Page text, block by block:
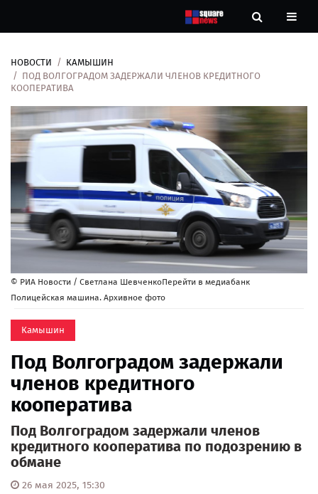
Новости
Рубрики
Контакты
О
нас
НОВОСТИ
КАМЫШИН
ПОД ВОЛГОГРАДОМ ЗАДЕРЖАЛИ ЧЛЕНОВ КРЕДИТНОГО
КООПЕРАТИВА
© РИА Новости / Светлана ШевченкоПерейти в медиабанк
Полицейская машина. Архивное фото
Камышин
Под Волгоградом задержали
членов кредитного
кооператива
Под Волгоградом задержали членов
кредитного кооператива по подозрению в
обмане
26 мая 2025, 15:30